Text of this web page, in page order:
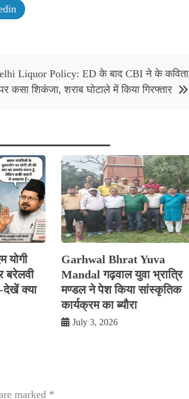
Liquor Policy: ED के बाद CBI ने के कविता
कसा शिकंजा, शराब घोटाले में किया गिरफ्तार
योगी
बरेलवी
देखें क्या
Garhwal Bhrat Yuva
Mandal गढ़वाल युवा भ्रात्रि
मण्डल ने पेश किया सांस्कृतिक
कार्यक्रम का ब्यौरा
July 3, 2026
marked *